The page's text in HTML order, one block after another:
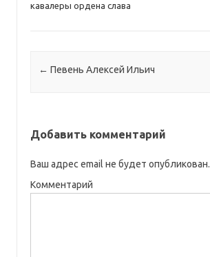
кавалеры ордена слава
Навигация по записям
← Певень Алексей Ильич
Добавить комментарий
Ваш адрес email не будет опубликован.
Комментарий